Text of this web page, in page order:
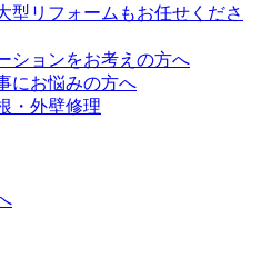
型リフォームもお任せくださ
ションをお考えの方へ
にお悩みの方へ
・外壁修理